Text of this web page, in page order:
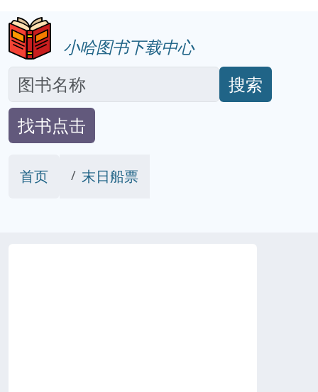
小哈图书下载中心
搜索
找书点击
首页 末日船票